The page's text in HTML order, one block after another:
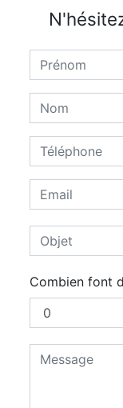
Combien font